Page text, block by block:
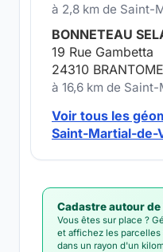
à 2,8 km de Saint-
BONNETEAU
19 Rue Gambetta
24310
à 16,6 km de
Voir tous les
Saint-Martial-de-
Cadastre autour de
Vous êtes sur place ?
et affichez les parcelles
dans un rayon d'un